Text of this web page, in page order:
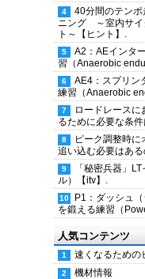
40分間のテン
ニング ～室内サイ
ト～【ヒント】.
A2：AEインタ
習（Anaerobic
AE4：スプリ
練習（Anaerobic
ロードレース
るために必要な条
ピーク調整時
追い込む必要はあ
「秘密兵器」
ル）【itv】.
P1：ダッシュ
を鍛える練習（
人気コンテンツ
速くなるための
機材情報